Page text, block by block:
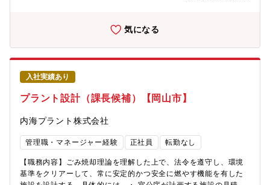
ることも可能です。【出張】期間：日帰り～数日 頻度：
気になる
入社実績あり
プラント設計（課長候補）【岡山市】
内海プラント株式会社
管理職・マネージャー経験 正社員 転勤なし
【職務内容】ごみ焼却理論を理解した上で、法令を遵守し、環境
基準をクリアーして、常に安定的かつ安全に燃やす機能を有した